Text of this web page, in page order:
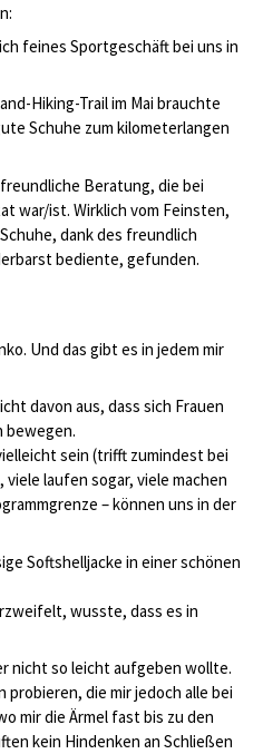
feines Sportgeschäft bei uns in
Hiking-Trail im Mai brauchte
Schuhe zum kilometerlangen
Beratung, die bei
war/ist. Wirklich vom Feinsten,
dank des freundlich
bediente, gefunden.
Und das gibt es in jedem mir
davon aus, dass sich Frauen
bewegen.
sein (trifft zumindest bei
laufen sogar, viele machen
– können uns in der
Softshelljacke in einer schönen
wusste, dass es in
nicht so leicht aufgeben wollte.
probieren, die mir jedoch alle bei
mir die Ärmel fast bis zu den
kein Hindenken an Schließen